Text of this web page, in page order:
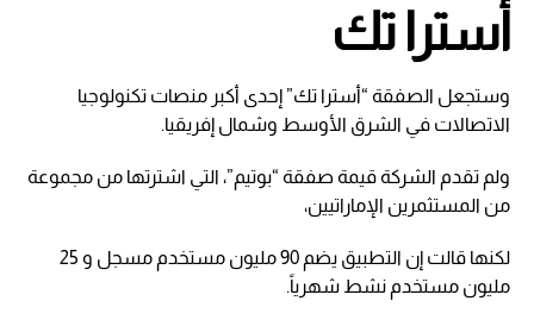
أسترا تك
وستجعل الصفقة “أسترا تك” إحدى أكبر منصات تكنولوجيا
الاتصالات في الشرق الأوسط وشمال إفريقيا.
ولم تقدم الشركة قيمة صفقة “بوتيم”، التي اشترتها من مجموعة
من المستثمرين الإماراتيين،
لكنها قالت إن التطبيق يضم 90 مليون مستخدم مسجل و 25
مليون مستخدم نشط شهرياً.